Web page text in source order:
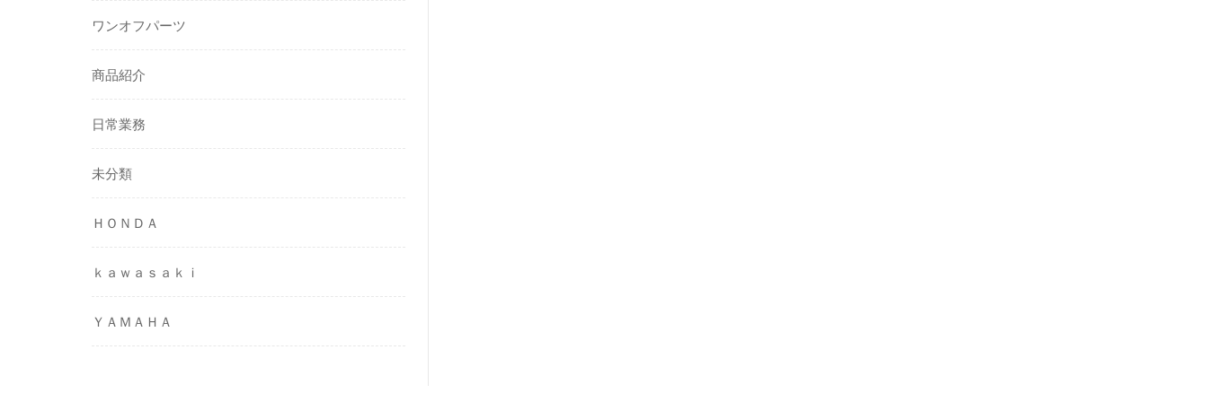
ワンオフパーツ
商品紹介
日常業務
未分類
ＨＯＮＤＡ
ｋａｗａｓａｋｉ
ＹＡＭＡＨＡ